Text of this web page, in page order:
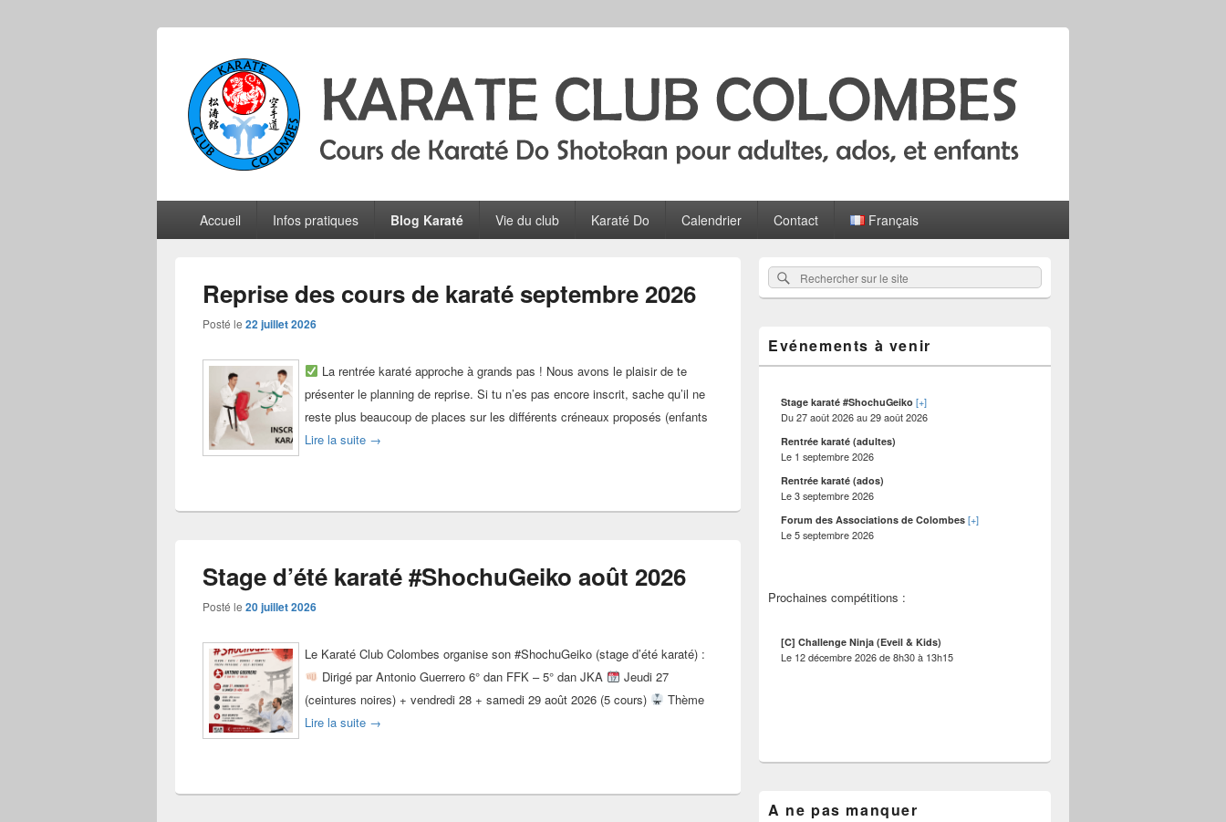
Karate Club Colombes
principalAccueil Infos pratiques Blog Karaté Vie du club Karaté Do Calendrier Contact Français
Reprise des cours de karaté septembre 2026
Posté le 22 juillet 2026
La rentrée karaté approche à grands pas ! Nous avons le plaisir de te
présenter le planning de reprise. Si tu n’es pas encore inscrit, sache qu’il ne
reste plus beaucoup de places sur les différents créneaux proposés (enfants
Lire la suite Reprise des cours de karaté septembre 2026
→
Stage d’été karaté #ShochuGeiko août 2026
Posté le 20 juillet 2026
Le Karaté Club Colombes organise son #ShochuGeiko (stage d’été karaté) :
Dirigé par Antonio Guerrero 6° dan FFK – 5° dan JKA
Jeudi 27
(ceintures noires) + vendredi 28 + samedi 29 août 2026 (5 cours)
Thème
Lire la suite Stage d’été karaté #ShochuGeiko août 2026
→
Zone
principale
de
barre
Rechercher :
Rechercher
sur
site
Evénements à venir
Stage karaté #ShochuGeiko [+]
Du27 août 2026au29 août 2026
Rentrée karaté (adultes)
Le 1 septembre 2026
Rentrée karaté (ados)
Le3 septembre 2026
Forum des Associations de Colombes [+]
Le5 septembre 2026
Prochaines compétitions :
[C] Challenge Ninja (Eveil & Kids)
Le 12 décembre 2026de8h30à 13h15
A ne pas manquer